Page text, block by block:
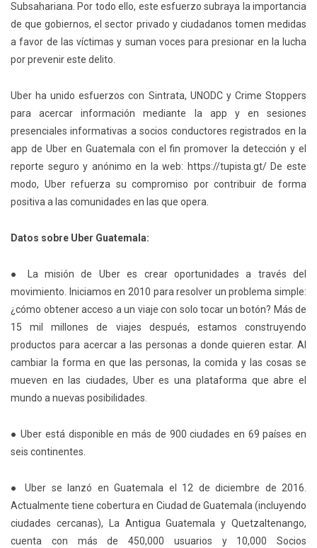
Subsahariana. Por todo ello, este esfuerzo subraya la importancia
de que gobiernos, el sector privado y ciudadanos tomen medidas
a favor de las víctimas y suman voces para presionar en la lucha
por prevenir este delito.
Uber ha unido esfuerzos con Sintrata, UNODC y Crime Stoppers
para acercar información mediante la app y en sesiones
presenciales informativas a socios conductores registrados en la
app de Uber en Guatemala con el fin promover la detección y el
reporte seguro y anónimo en la web: ​https://tupista.gt/ De este
modo, Uber refuerza su compromiso por contribuir de forma
positiva a las comunidades en las que opera.
Datos sobre Uber Guatemala:
● La misión de Uber es crear oportunidades a través del
movimiento. Iniciamos en 2010 para resolver un problema simple:
¿cómo obtener acceso a un viaje con solo tocar un botón? Más de
15 mil millones de viajes después, estamos construyendo
productos para acercar a las personas a donde quieren estar. Al
cambiar la forma en que las personas, la comida y las cosas se
mueven en las ciudades, Uber es una plataforma que abre el
mundo a nuevas posibilidades.
● Uber está disponible en más de 900 ciudades en 69 países en
seis continentes.
● Uber se lanzó en Guatemala el 12 de diciembre de 2016.
Actualmente tiene cobertura en Ciudad de Guatemala (incluyendo
ciudades cercanas), La Antigua Guatemala y Quetzaltenango,
cuenta con más de 450,000 usuarios y 10,000 Socios